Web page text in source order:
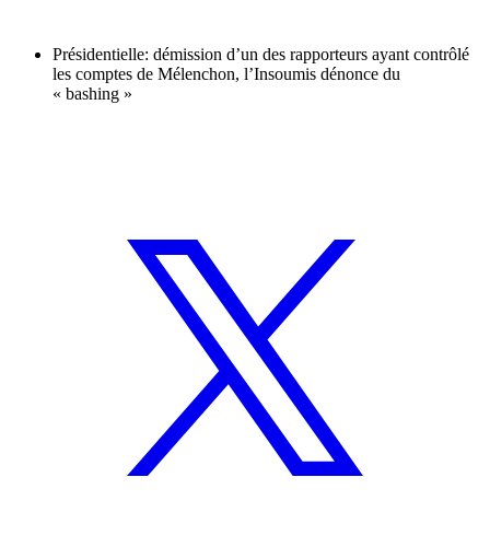
Présidentielle: démission d’un des rapporteurs ayant contrôlé
les comptes de Mélenchon, l’Insoumis dénonce du
« bashing »